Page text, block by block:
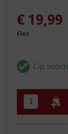
€ 19,99
Fles